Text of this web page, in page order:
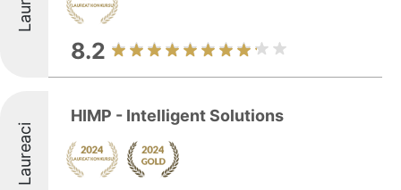
8.2
Laureaci
HIMP - Intelligent Solutions